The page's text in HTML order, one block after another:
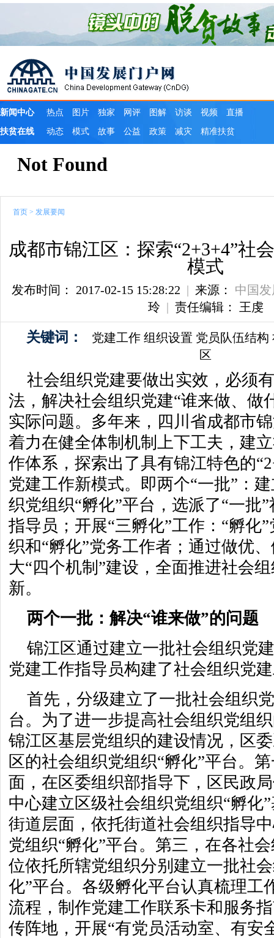
首页 > 发展要闻
成都市锦江区：探索“2+3+4”社
模式
发布时间： 2017-02-15 15:28:22 | 来源： 中国
玲 | 责任编辑： 王虔
关键词： 党建工作 组织设置 党员队伍结构
区
社会组织党建要做出实效，必须
法，解决社会组织党建“谁来做、做
实际问题。多年来，四川省成都市
着力在健全体制机制上下工夫，建
作体系，探索出了具有锦江特色的
党建工作新模式。即两个“一批”：
织党组织“孵化”平台，选派了“一批
指导员；开展“三孵化”工作：“孵化
织和“孵化”党务工作者；通过做优
大“四个机制”建设，全面推进社会
新。
两个一批：解决“谁来做”的问题
锦江区通过建立一批社会组织党
党建工作指导员构建了社会组织党
首先，分级建立了一批社会组织
台。为了进一步提高社会组织党组
锦江区基层党组织的建设情况，区
区的社会组织党组织“孵化”平台。
面，在区委组织部指导下，区民政
中心建立区级社会组织党组织“孵化
街道层面，依托街道社会组织指导
党组织“孵化”平台。第三，在各社
位依托所辖党组织分别建立一批社
化”平台。各级孵化平台认真梳理工
流程，制作党建工作联系卡和服务
传阵地，开展“有党员活动室、有安